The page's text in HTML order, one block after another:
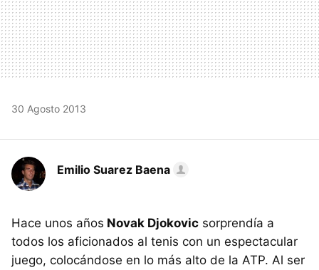
30 Agosto 2013
Emilio Suarez Baena
Hace unos años Novak Djokovic sorprendía a
todos los aficionados al tenis con un espectacular
juego, colocándose en lo más alto de la ATP. Al ser